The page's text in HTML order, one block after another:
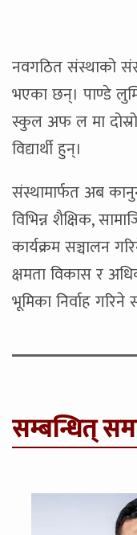
नवगठित संस्थाको
भएका छन्। पाण्डे
स्कुल अफ ल मा
विद्यार्थी हुन्।
संस्थामार्फत अब
विभिन्न शैक्षिक,
कार्यक्रम सञ्चालन
क्षमता विकास र
भूमिका निर्वाह
सम्बन्धित्